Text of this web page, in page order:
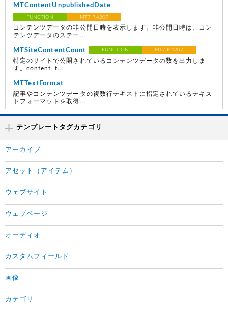
MTContentUnpublishedDate
FUNCTION MT7 R.4207
コンテンツデータの非公開日時を表示します。非公開日時は、コン
テンツデータのステー...
MTSiteContentCount FUNCTION MT7 R.4207
特定のサイトで公開されているコンテンツデータの数を出力しま
す。content_t...
MTTextFormat
記事やコンテンツデータの複数行テキストに指定されているテキス
トフォーマットを取得...
テンプレートタグカテゴリ
アーカイブ
アセット（アイテム）
ウェブサイト
ウェブページ
オーディオ
カスタムフィールド
画像
カテゴリ